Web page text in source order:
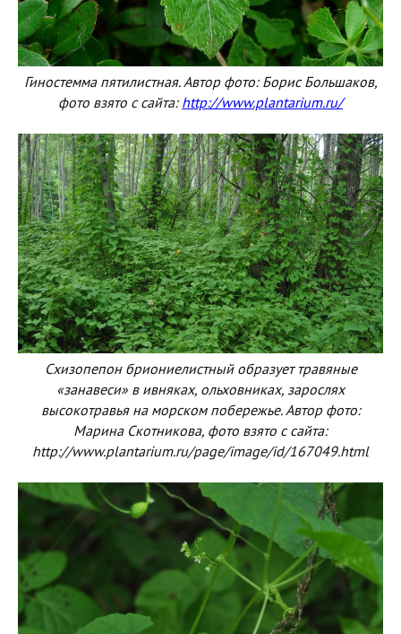
Гиностемма пятилистная. Автор фото: Борис Большаков,
фото взято с сайта: http://www.plantarium.ru/
Схизопепон бриониелистный образует травяные
«занавеси» в ивняках, ольховниках, зарослях
высокотравья на морском побережье. Автор фото:
Марина Скотникова, фото взято с сайта:
http://www.plantarium.ru/page/image/id/167049.html